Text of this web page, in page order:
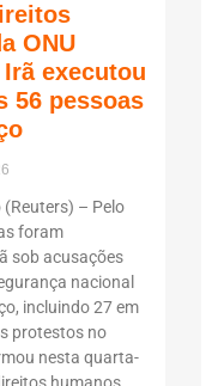
ONU
executou
56 pessoas
(Reuters) – Pelo
foram
sob acusações
nacional
incluindo 27 em
protestos no
nesta quarta-